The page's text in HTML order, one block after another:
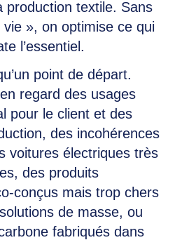
production textile. Sans
vie », on optimise ce qui
l’essentiel.
point de départ.
regard des usages
pour le client et des
des incohérences
voitures électriques très
des produits
conçus mais trop chers
de masse, ou
fabriqués dans